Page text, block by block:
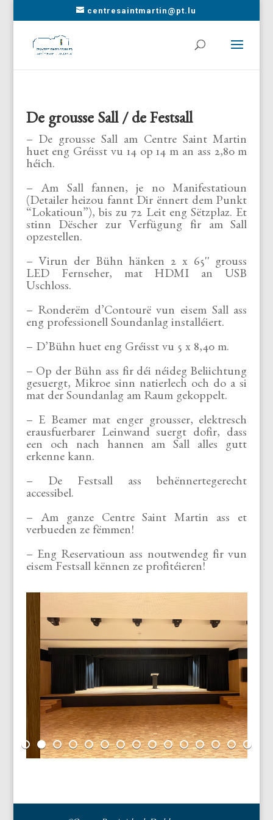
centresaintmartin@pt.lu
De grousse Sall / de Festsall
– De grousse Sall am Centre Saint Martin
huet eng Gréisst vu 14 op 14 m an ass 2,80 m
héich.
– Am Sall fannen, je no Manifestatioun
(Detailer heizou fannt Dir ënnert dem Punkt
“Lokatioun”), bis zu 72 Leit eng Sëtzplaz. Et
stinn Dëscher zur Verfügung fir am Sall
opzestellen.
– Virun der Bühn hänken 2 x 65″ grouss
LED Fernseher, mat HDMI an USB
Uschloss.
– Ronderëm d’Contourë vun eisem Sall ass
eng professionell Soundanlag installéiert.
– D’Bühn huet eng Gréisst vu 5 x 8,40 m.
– Op der Bühn ass fir déi néideg Beliichtung
gesuergt, Mikroe sinn natierlech och do a si
mat der Soundanlag am Raum gekoppelt.
– E Beamer mat enger grousser, elektresch
erausfuerbarer Leinwand suergt dofir, dass
een och nach hannen am Sall alles gutt
erkenne kann.
– De Festsall ass behënnertegerecht
accessibel.
– Am ganze Centre Saint Martin ass et
verbueden ze fëmmen!
– Eng Reservatioun ass noutwendeg fir vun
eisem Festsall kënnen ze profitéieren!